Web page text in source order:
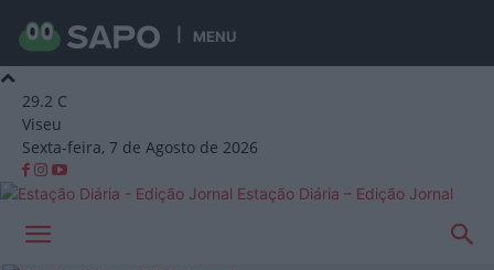
MENU
29.2 C
Viseu
Sexta-feira, 7 de Agosto de 2026
Estação Diária – Edição Jornal